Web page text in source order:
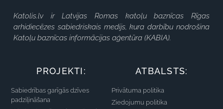
Katolis.lv ir Latvijas Romas katoļu baznīcas Rīgas
arhidiecēzes sabiedriskais medijs, kura darbību nodrošina
Katoļu baznīcas informācijas aģentūra (KABIA).
PROJEKTI:
Sabiedrības garīgās dzīves
padziļināšana
ATBALSTS:
Privātuma politika
Ziedojumu politika